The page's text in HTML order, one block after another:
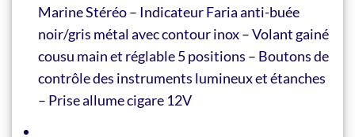
Marine Stéréo – Indicateur Faria anti-buée
noir/gris métal avec contour inox – Volant gainé
cousu main et réglable 5 positions – Boutons de
contrôle des instruments lumineux et étanches
– Prise allume cigare 12V